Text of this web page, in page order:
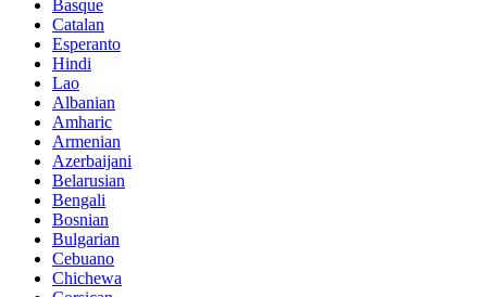
Basque
Catalan
Esperanto
Hindi
Lao
Albanian
Amharic
Armenian
Azerbaijani
Belarusian
Bengali
Bosnian
Bulgarian
Cebuano
Chichewa